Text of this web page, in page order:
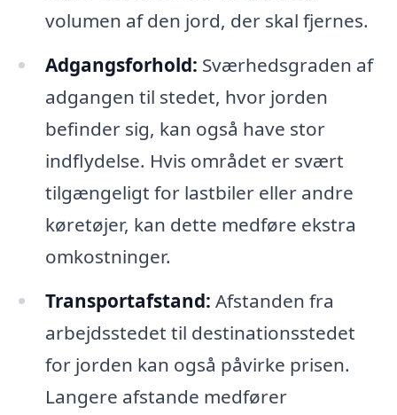
volumen af den jord, der skal fjernes.
Adgangsforhold: Sværhedsgraden af
adgangen til stedet, hvor jorden
befinder sig, kan også have stor
indflydelse. Hvis området er svært
tilgængeligt for lastbiler eller andre
køretøjer, kan dette medføre ekstra
omkostninger.
Transportafstand: Afstanden fra
arbejdsstedet til destinationsstedet
for jorden kan også påvirke prisen.
Langere afstande medfører